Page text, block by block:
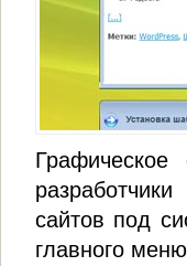
сайтов под
главного